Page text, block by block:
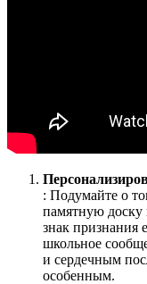
: Подумайте о
памятную доску
знак признания
школьное
и сердечным
особенным.